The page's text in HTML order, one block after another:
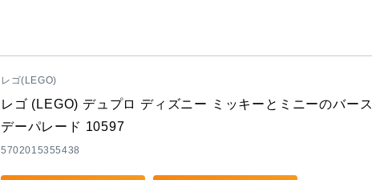
レゴ(LEGO)
レゴ (LEGO) デュプロ ディズニー ミッキーとミニーのバース
デーパレード 10597
5702015355438